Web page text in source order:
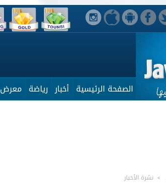
الصفحة الرئيسية أخبار رياضة معرض
> نشرة الأخبار